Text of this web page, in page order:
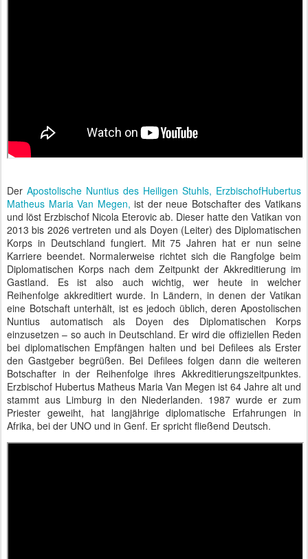
Der Apostolische Nuntius des Heiligen Stuhls, ErzbischofHubertus
Matheus Maria Van Megen, ist der neue Botschafter des Vatikans
und löst Erzbischof Nicola Eterovic ab. Dieser hatte den Vatikan von
2013 bis 2026 vertreten und als Doyen (Leiter) des Diplomatischen
Korps in Deutschland fungiert. Mit 75 Jahren hat er nun seine
Karriere beendet. Normalerweise richtet sich die Rangfolge beim
Diplomatischen Korps nach dem Zeitpunkt der Akkreditierung im
Gastland. Es ist also auch wichtig, wer heute in welcher
Reihenfolge akkreditiert wurde. In Ländern, in denen der Vatikan
eine Botschaft unterhält, ist es jedoch üblich, deren Apostolischen
Nuntius automatisch als Doyen des Diplomatischen Korps
einzusetzen – so auch in Deutschland. Er wird die offiziellen Reden
bei diplomatischen Empfängen halten und bei Defilees als Erster
den Gastgeber begrüßen. Bei Defilees folgen dann die weiteren
Botschafter in der Reihenfolge ihres Akkreditierungszeitpunktes.
Erzbischof Hubertus Matheus Maria Van Megen ist 64 Jahre alt und
stammt aus Limburg in den Niederlanden. 1987 wurde er zum
Priester geweiht, hat langjährige diplomatische Erfahrungen in
Afrika, bei der UNO und in Genf. Er spricht fließend Deutsch.